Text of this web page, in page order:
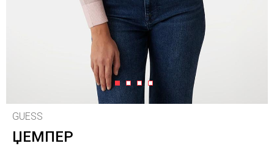
1 2 3 4
GUESS
ЏЕМПЕР